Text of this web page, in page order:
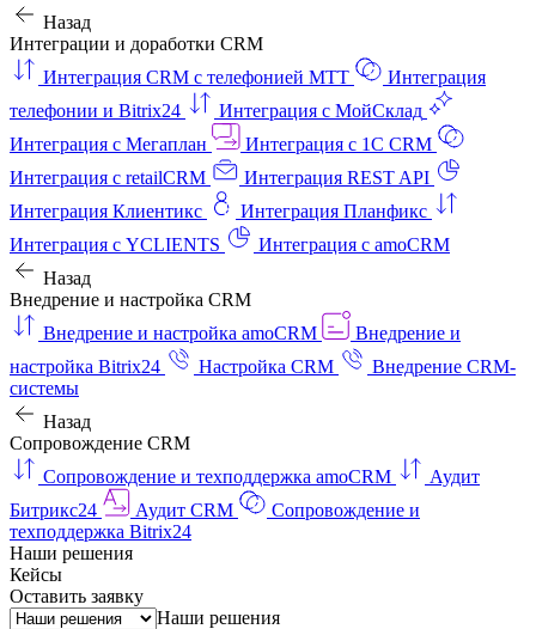
Назад
Интеграции и доработки CRM
Интеграция CRM с телефонией МТТ
Интеграция
телефонии и Bitrix24
Интеграция с МойСклад
Интеграция с Мегаплан
Интеграция с 1C CRM
Интеграция с retailCRM
Интеграция REST API
Интеграция Клиентикс
Интеграция Планфикс
Интеграция с YCLIENTS
Интеграция с amoCRM
Назад
Внедрение и настройка CRM
Внедрение и настройка amoCRM
Внедрение и
настройка Bitrix24
Настройка CRM
Внедрение CRM-
системы
Назад
Сопровождение CRM
Сопровождение и техподдержка amoCRM
Аудит
Битрикс24
Аудит CRM
Сопровождение и
техподдержка Bitrix24
Наши решения
Кейсы
Оставить заявку
Наши решения